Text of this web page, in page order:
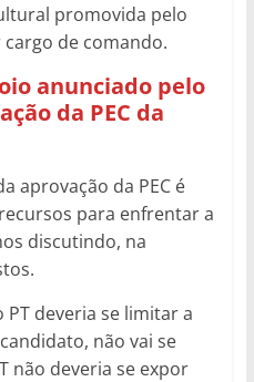
promovida pelo
de comando.
anunciado pelo
da PEC da
aprovação da PEC é
para enfrentar a
discutindo, na
PT deveria se limitar a
não vai se
não deveria se expor